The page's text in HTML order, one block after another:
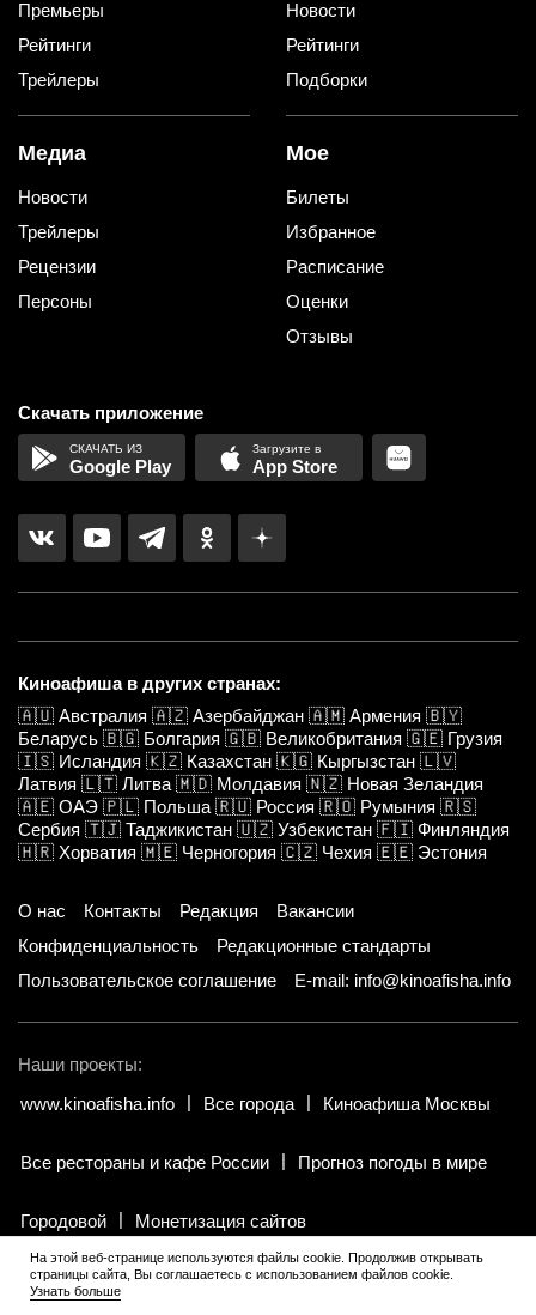
Премьеры
Рейтинги
Трейлеры
Новости
Рейтинги
Подборки
Медиа
Новости
Трейлеры
Рецензии
Персоны
Мое
Билеты
Избранное
Расписание
Оценки
Отзывы
Скачать приложение
Google Play App Store
Киноафиша в других странах:
🇦🇺 Австралия 🇦🇿 Азербайджан 🇦🇲 Армения 🇧🇾
Беларусь 🇧🇬 Болгария 🇬🇧 Великобритания 🇬🇪 Грузия
🇮🇸 Исландия 🇰🇿 Казахстан 🇰🇬 Кыргызстан 🇱🇻
Латвия 🇱🇹 Литва 🇲🇩 Молдавия 🇳🇿 Новая Зеландия
🇦🇪 ОАЭ 🇵🇱 Польша 🇷🇺 Россия 🇷🇴 Румыния 🇷🇸
Сербия 🇹🇯 Таджикистан 🇺🇿 Узбекистан 🇫🇮 Финляндия
🇭🇷 Хорватия 🇲🇪 Черногория 🇨🇿 Чехия 🇪🇪 Эстония
О нас Контакты Редакция
Вакансии
Конфиденциальность
Редакционные стандарты
Пользовательское соглашение
E-mail: info@kinoafisha.info
Наши проекты:
www.kinoafisha.info
Все города Киноафиша Москвы
Все рестораны и кафе России Прогноз погоды в мире
Городовой Монетизация сайтов
© 2002-2026 Все права и материалы принадлежат «Киноафиша».
18+. Копирование информации только с письменного разрешения
На этой веб-странице используются файлы cookie. Продолжив открывать
страницы сайта, Вы соглашаетесь с использованием файлов cookie.
Узнать больше